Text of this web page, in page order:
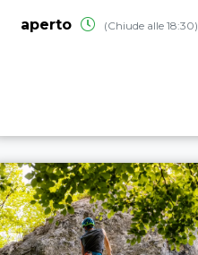
aperto (Chiude alle 18:30)